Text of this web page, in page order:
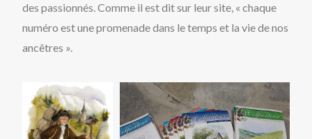
des passionnés. Comme il est dit sur leur site, « chaque
numéro est une promenade dans le temps et la vie de nos
ancêtres ».